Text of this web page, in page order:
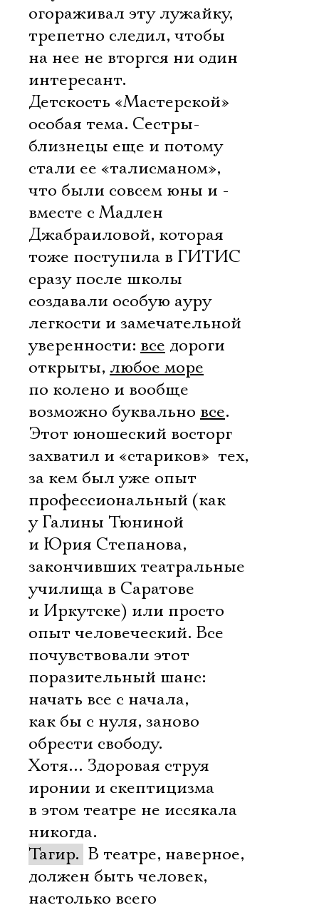
огораживал эту лужайку,
трепетно следил, чтобы
на нее не вторгся ни один
интересант.
Детскость «Мастерской» 
особая тема. Сестры-
близнецы еще и потому
стали ее «талисманом»,
что были совсем юны и -
вместе с Мадлен
Джабраиловой, которая
тоже поступила в ГИТИС
сразу после школы 
создавали особую ауру
легкости и замечательной
уверенности: все дороги
открыты, любое море
по колено и вообще 
возможно буквально все.
Этот юношеский восторг
захватил и «стариков»  тех,
за кем был уже опыт
профессиональный (как
у Галины Тюниной
и Юрия Степанова,
закончивших театральные
училища в Саратове
и Иркутске) или просто
опыт человеческий. Все
почувствовали этот
поразительный шанс:
начать все с начала,
как бы с нуля, заново
обрести свободу.
Хотя… Здоровая струя
иронии и скептицизма
в этом театре не иссякала
никогда.
Тагир. В театре, наверное,
должен быть человек,
настолько всего